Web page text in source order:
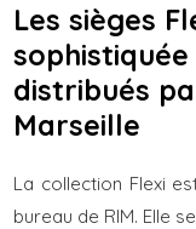
Les sièges
distribués
Marseille
La collection Flexi
bureau de RIM. Elle